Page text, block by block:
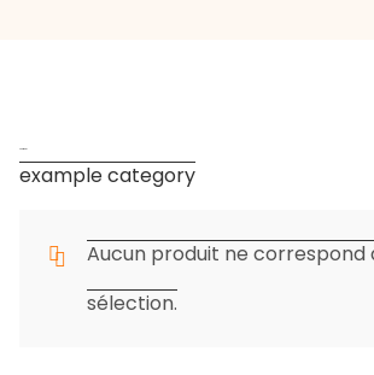
example category
Aucun produit ne correspond
sélection.